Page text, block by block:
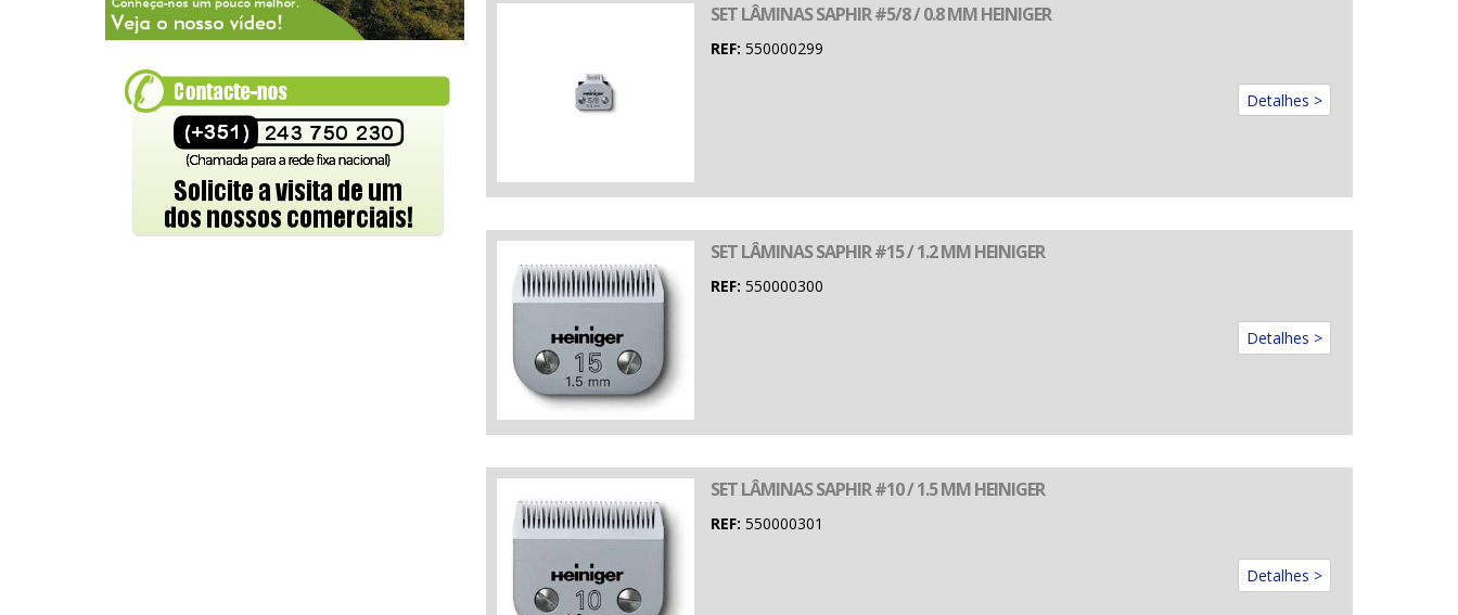
SET LÂMINAS SAPHIR #5/8 / 0.8 MM HEINIGER
REF: 550000299
Detalhes >
SET LÂMINAS SAPHIR #15 / 1.2 MM HEINIGER
REF: 550000300
Detalhes >
SET LÂMINAS SAPHIR #10 / 1.5 MM HEINIGER
REF: 550000301
Detalhes >